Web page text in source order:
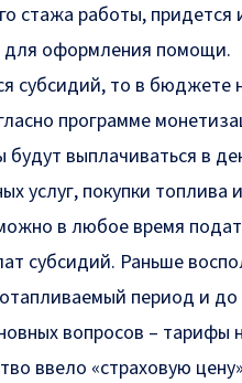
стажа работы,
оформления помощи.
субсидий, то в
программе
будут выплачиваться в
услуг, покупки топлива
в любое время
субсидий. Раньше
период и
вопросов – тарифы
ввело «страховую